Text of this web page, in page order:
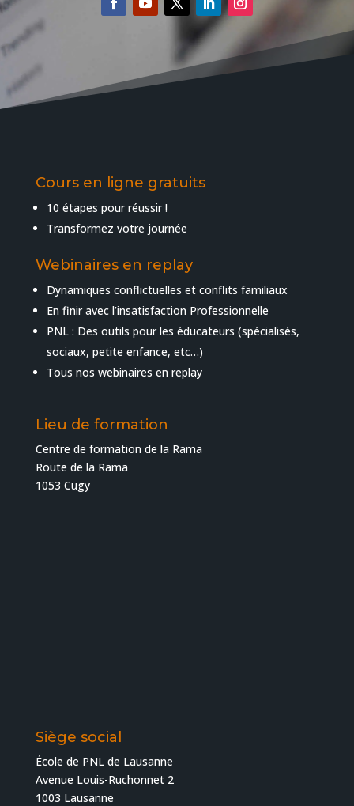
Cours en ligne gratuits
10 étapes pour réussir !
Transformez votre journée
Webinaires en replay
Dynamiques conflictuelles et conflits familiaux
En finir avec l’insatisfaction Professionnelle
PNL : Des outils pour les éducateurs (spécialisés,
sociaux, petite enfance, etc…)
Tous nos webinaires en replay
Lieu de formation
Centre de formation de la Rama
Route de la Rama
1053 Cugy
Siège social
École de PNL de Lausanne
Avenue Louis-Ruchonnet 2
1003 Lausanne